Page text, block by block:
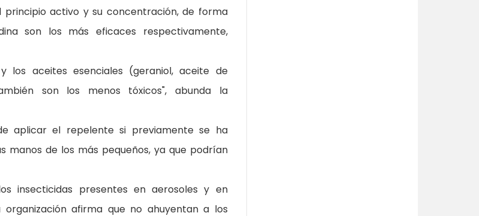
principio activo y su concentración, de forma
son los más eficaces respectivamente,
los aceites esenciales (geraniol, aceite de
son los menos tóxicos", abunda la
aplicar el repelente si previamente se ha
de los más pequeños, ya que podrían
insecticidas presentes en aerosoles y en
afirma que no ahuyentan a los